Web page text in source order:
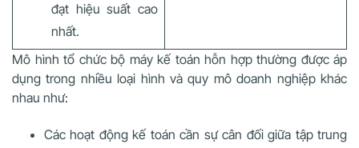
đạt hiệu suất cao
nhất.
Mô hình tổ chức bộ máy kế toán hỗn hợp thường được áp
dụng trong nhiều loại hình và quy mô doanh nghiệp khác
nhau như:
Các hoạt động kế toán cần sự cân đối giữa tập trung